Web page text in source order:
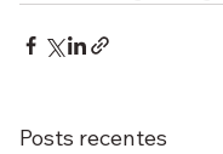
Posts recentes